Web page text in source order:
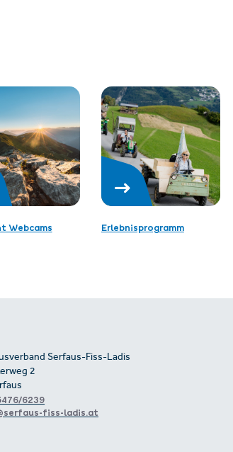
Webcams Erlebnisprogramm
Serfaus-Fiss-Ladis
2
6239
fiss-ladis.at